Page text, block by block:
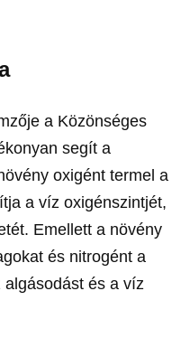
a Közönséges
segít a
oxigént termel a
a víz oxigénszintjét,
Emellett a növény
és nitrogént a
és a víz